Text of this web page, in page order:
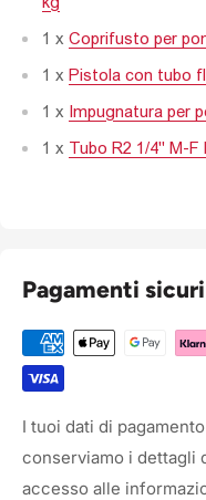
1 x Coprifusto per
1 x Pistola con tubo
1 x Impugnatura per
1 x Tubo R2 1/4" M-F
Pagamenti sicuri
I tuoi dati di
conserviamo i dettagli
accesso alle